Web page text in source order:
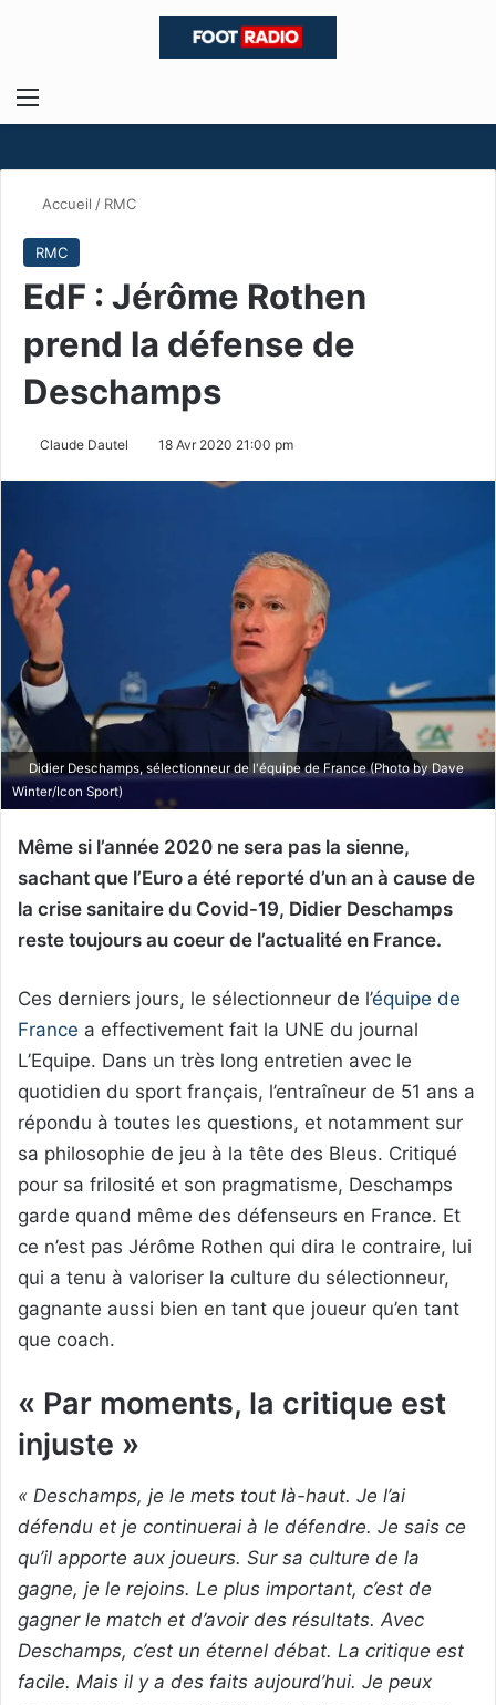
Menu
Accueil / RMC
RMC
EdF : Jérôme Rothen
prend la défense de
Deschamps
Claude Dautel 18 Avr 2020 21:00 pm
Didier Deschamps, sélectionneur de l'équipe de France (Photo by Dave
Winter/Icon Sport)
Même si l’année 2020 ne sera pas la sienne,
sachant que l’Euro a été reporté d’un an à cause de
la crise sanitaire du Covid-19, Didier Deschamps
reste toujours au coeur de l’actualité en France.
Ces derniers jours, le sélectionneur de l’équipe de
France a effectivement fait la UNE du journal
L’Equipe. Dans un très long entretien avec le
quotidien du sport français, l’entraîneur de 51 ans a
répondu à toutes les questions, et notamment sur
sa philosophie de jeu à la tête des Bleus. Critiqué
pour sa frilosité et son pragmatisme, Deschamps
garde quand même des défenseurs en France. Et
ce n’est pas Jérôme Rothen qui dira le contraire, lui
qui a tenu à valoriser la culture du sélectionneur,
gagnante aussi bien en tant que joueur qu’en tant
que coach.
« Par moments, la critique est
injuste »
« Deschamps, je le mets tout là-haut. Je l’ai
défendu et je continuerai à le défendre. Je sais ce
qu’il apporte aux joueurs. Sur sa culture de la
gagne, je le rejoins. Le plus important, c’est de
gagner le match et d’avoir des résultats. Avec
Deschamps, c’est un éternel débat. La critique est
facile. Mais il y a des faits aujourd’hui. Je peux